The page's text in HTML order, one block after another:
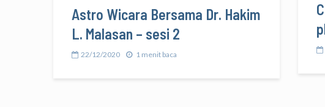
Astro Wicara Bersama Dr. Hakim
L. Malasan – sesi 2
22/12/2020 1 menit baca